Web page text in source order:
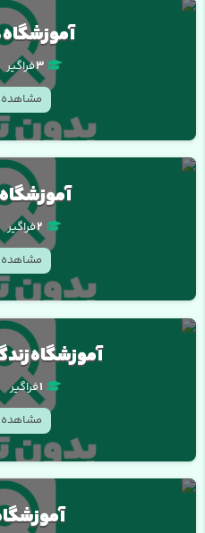
آموزشگاه
3فراگیر
مشاهده
2فراگیر
مشاهده
آموزشگاه
1فراگیر
مشاهده